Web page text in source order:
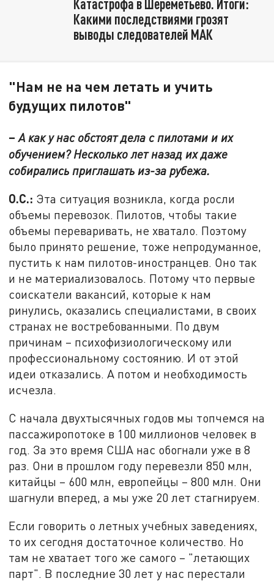
Катастрофа в Шереметьево. Итоги:
Какими последствиями грозят
выводы следователей МАК
"Нам не на чем летать и учить
будущих пилотов"
–А как у нас обстоят дела с пилотами и их
обучением? Несколько лет назад их даже
собирались приглашать из-за рубежа.
О.С.: Эта ситуация возникла, когда росли
объемы перевозок. Пилотов, чтобы такие
объемы переваривать, не хватало. Поэтому
было принято решение, тоже непродуманное,
пустить к нам пилотов-иностранцев. Оно так
и не материализовалось. Потому что первые
соискатели вакансий, которые к нам
ринулись, оказались специалистами, в своих
странах не востребованными. По двум
причинам – психофизиологическому или
профессиональному состоянию. И от этой
идеи отказались. А потом и необходимость
исчезла.
С начала двухтысячных годов мы топчемся на
пассажиропотоке в 100 миллионов человек в
год. За это время США нас обогнали уже в 8
раз. Они в прошлом году перевезли 850 млн,
китайцы – 600 млн, европейцы – 800 млн. Они
шагнули вперед, а мы уже 20 лет стагнируем.
Если говорить о летных учебных заведениях,
то их сегодня достаточное количество. Но
там не хватает того же самого – "летающих
парт". В последние 30 лет у нас перестали